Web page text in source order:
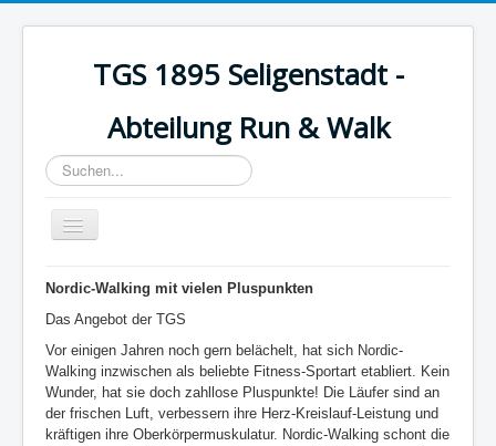
TGS 1895 Seligenstadt -
Abteilung Run & Walk
Suchen...
Toggle
Navigation
Startseite
Wasserlauf
Aktuelles
Über uns
Walking
Nordic-Walking mit vielen Pluspunkten
Das Angebot der TGS
Vor einigen Jahren noch gern belächelt, hat sich Nordic-
Walking inzwischen als beliebte Fitness-Sportart etabliert. Kein
Wunder, hat sie doch zahllose Pluspunkte! Die Läufer sind an
der frischen Luft, verbessern ihre Herz-Kreislauf-Leistung und
kräftigen ihre Oberkörpermuskulatur. Nordic-Walking schont die